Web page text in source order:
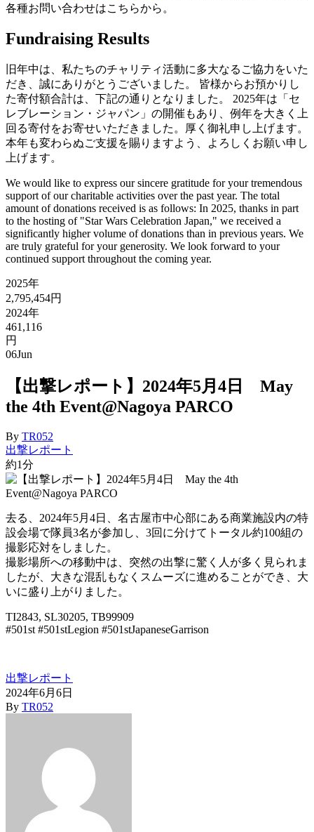
各種お問い合わせはこちらから。
Fundraising Results
旧年中は、私たちのチャリティ活動に多大なるご協力をいた
だき、誠にありがとうございました。 皆様からお預かりし
た寄付額合計は、下記の通りとなりました。 2025年は「セ
レブレーション・ジャパン」の開催もあり、例年を大きく上
回る寄付をお寄せいただきました。厚く御礼申し上げます。
本年も変わらぬご支援を賜りますよう、よろしくお願い申し
上げます。
We would like to express our sincere gratitude for your tremendous
support of our charitable activities over the past year. The total
amount of donations received is as follows: In 2025, thanks in part
to the hosting of "Star Wars Celebration Japan," we received a
significantly higher volume of donations than in previous years. We
are truly grateful for your generosity. We look forward to your
continued support throughout the coming year.
2025年
2,795,454円
2024年
461,116
円
06Jun
【出撃レポート】2024年5月4日 May
the 4th Event@Nagoya PARCO
By TR052
出撃レポート
約1分
去る、2024年5月4日、名古屋市中心部にある商業施設内の特
設会場で隊員3名が参加し、3回に分けてトータル約100組の
撮影応対をしました。
撮影場所への移動中は、突然の出撃に驚く人が多く見られま
したが、大きな混乱もなくスムーズに進めることができ、大
いに盛り上がりました。
TI2843, SL30205, TB99909
#501st #501stLegion #501stJapaneseGarrison
出撃レポート
2024年6月6日
By TR052